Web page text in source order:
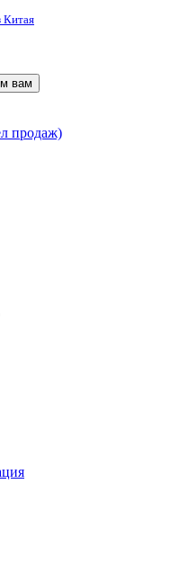
Китая
вам
продаж)